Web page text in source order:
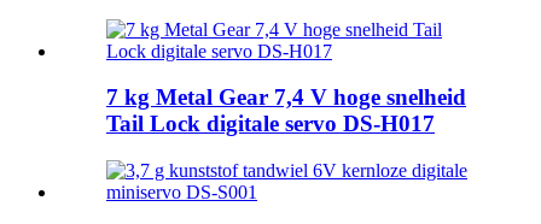
7 kg Metal Gear 7,4 V hoge snelheid
Tail Lock digitale servo DS-H017